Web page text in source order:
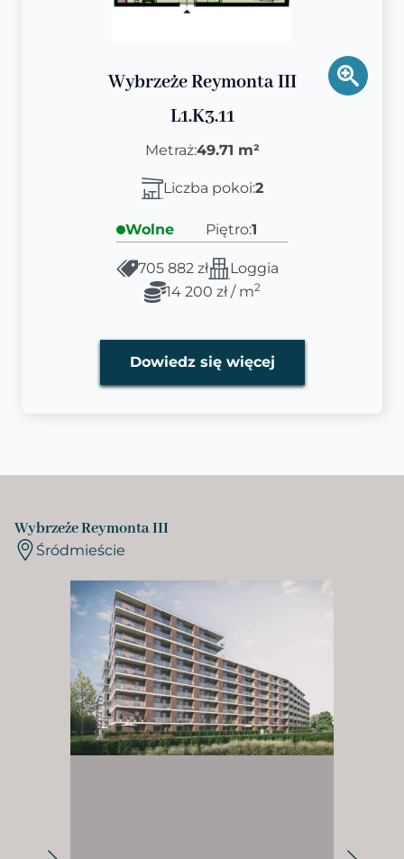
Wybrzeże Reymonta III
L1.K3.11
Metraż:49.71 m²
Liczba pokoi:2
Wolne Piętro:1
705 882 zł
Loggia
14 200 zł / m2
Dowiedz się więcej
Wybrzeże Reymonta III
Śródmieście